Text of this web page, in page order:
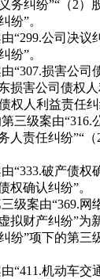
务纠纷”“（2）
纷”。
公司决议
纷”。
损害公司
损害公司债权
权人利益责任纠
级案由“316.
人责任纠纷”“
破产债权
权确认纠纷”。
案由“369.网
拟财产纠纷”为
纷”项下的第三
机动车交